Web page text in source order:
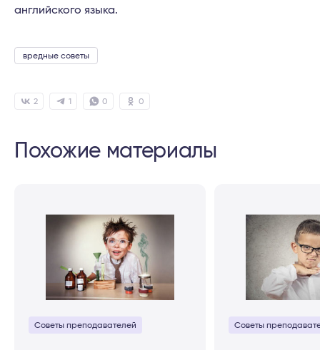
английского языка.
вредные советы
2 0
1 0
Похожие материалы
Советы преподавателей Советы